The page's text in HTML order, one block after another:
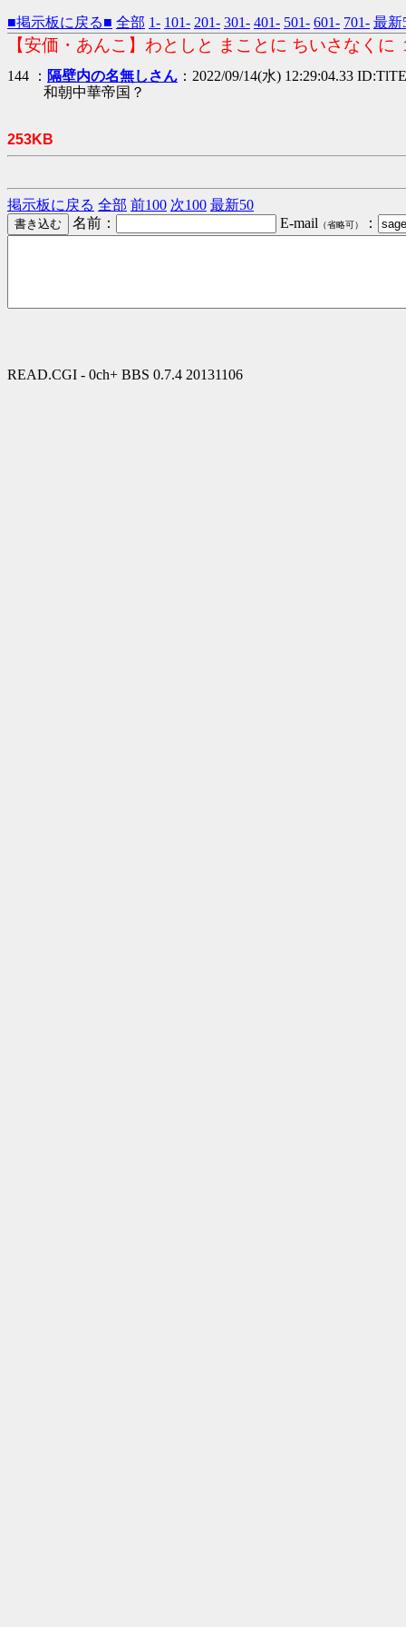
■掲示板に戻る■ 全部 1- 101- 201- 301- 401- 501- 601- 701- 最新
【安価・あんこ】わとしと まことに ちいさなくに
144 ： 隔壁内の名無しさん ：2022/09/14(水) 12:29:04.33
和朝中華帝国？
253KB
掲示板に戻る 全部 前100 次100 最新50
名前：
E-mail （省略可） ：
READ.CGI - 0ch+ BBS 0.7.4 20131106